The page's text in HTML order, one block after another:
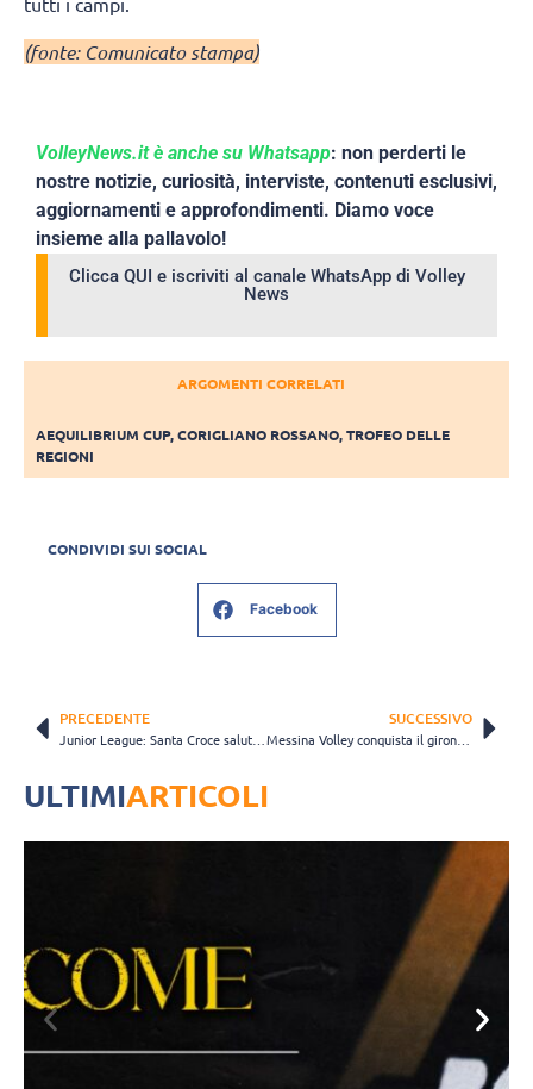
(fonte: Comunicato stampa)
VolleyNews.it è anche su Whatsapp: non perderti le
nostre notizie, curiosità, interviste, contenuti esclusivi,
aggiornamenti e approfondimenti. Diamo voce
insieme alla pallavolo!
Clicca QUI e iscriviti al canale WhatsApp di Volley
News
ARGOMENTI CORRELATI
AEQUILIBRIUM CUP,CORIGLIANO ROSSANO,TROFEO DELLE
REGIONI
CONDIVIDI SUI SOCIAL
Facebook
PRECEDENTE SUCCESSIVO
Messina Volley conquista il girone Silver del campionato di Seconda Divisione
ULTIMIARTICOLI